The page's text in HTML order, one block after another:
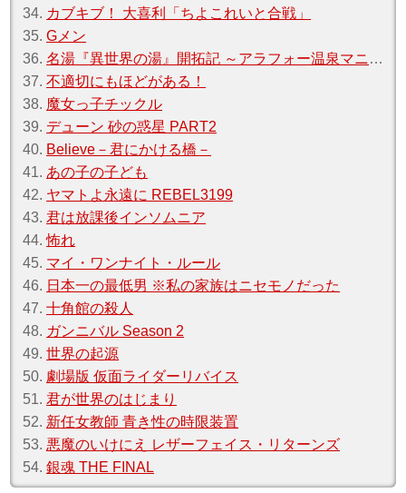
34. カブキブ！ 大喜利「ちよこれいと合戦」
35.Gメン
36.名湯『異世界の湯』開拓記 ～アラフォー温泉マニアの転生先は、のんびり温泉天国でした～
37.不適切にもほどがある！
38. 魔女っ子チックル
39. デューン 砂の惑星 PART2
40. Believe－君にかける橋－
41. あの子の子ども
42. ヤマトよ永遠に REBEL3199
43.君は放課後インソムニア
44.怖れ
45. マイ・ワンナイト・ルール
46. 日本一の最低男 ※私の家族はニセモノだった
47.十角館の殺人
48. ガンニバル Season 2
49.世界の起源
50. 劇場版 仮面ライダーリバイス
51.君が世界のはじまり
52. 新任女教師 青き性の時限装置
53. 悪魔のいけにえ レザーフェイス・リターンズ
54.銀魂 THE FINAL